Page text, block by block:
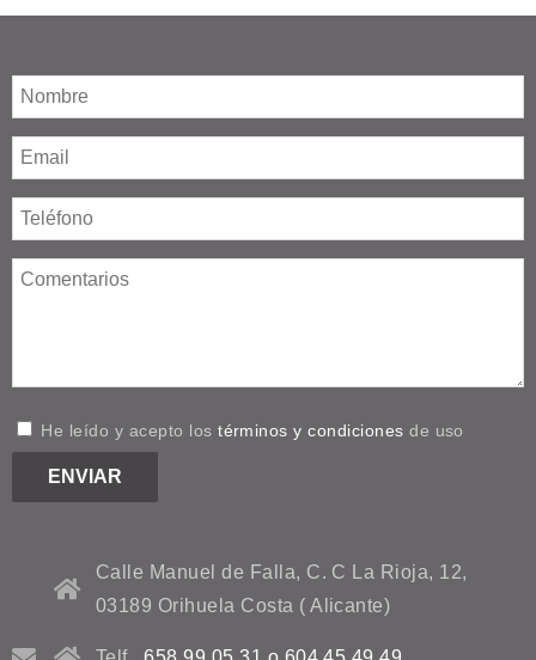
He leído y acepto lostérminos y condiciones de uso
Calle Manuel de Falla, C. C La Rioja, 12,
03189 Orihuela Costa ( Alicante)